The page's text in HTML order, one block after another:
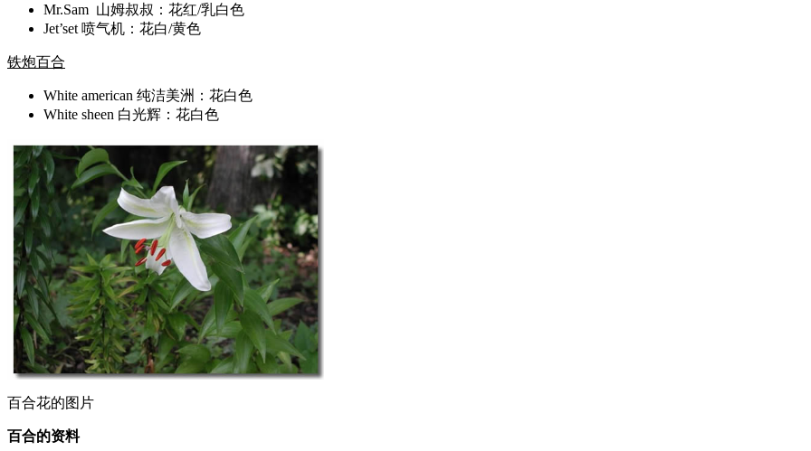
Mr.Sam 山姆叔叔：花红/乳白色
Jet’set 喷气机：花白/黄色
铁炮百合
White american 纯洁美洲：花白色
White sheen 白光辉：花白色
百合花的图片
百合的资料